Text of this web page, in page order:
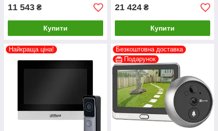
11 543 ₴
Купити
21 424 ₴
Купити
Найкраща ціна!
Безкоштовна доставка
Подарунок